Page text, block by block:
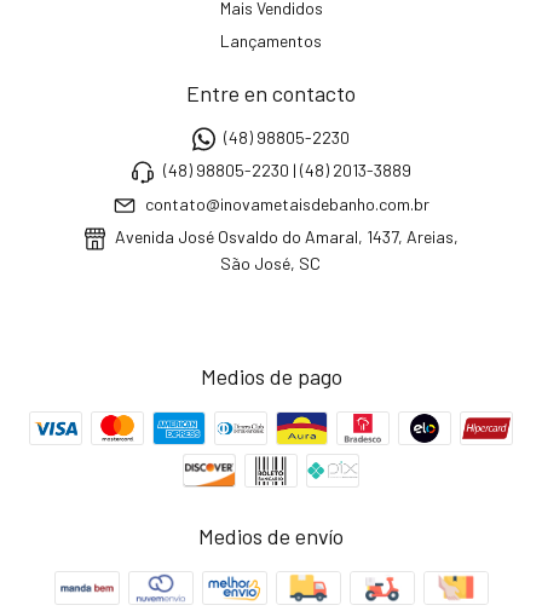
Mais Vendidos
Lançamentos
Entre en contacto
(48) 98805-2230
(48) 98805-2230 | (48) 2013-3889
contato@inovametaisdebanho.com.br
Avenida José Osvaldo do Amaral, 1437, Areias,
São José, SC
Medios de pago
Medios de envío